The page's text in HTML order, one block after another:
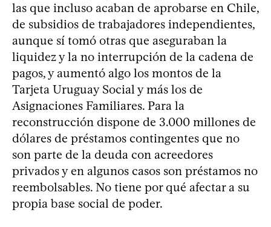
las que incluso acaban de aprobarse en Chile,
de subsidios de trabajadores independientes,
aunque sí tomó otras que aseguraban la
liquidez y la no interrupción de la cadena de
pagos, y aumentó algo los montos de la
Tarjeta Uruguay Social y más los de
Asignaciones Familiares. Para la
reconstrucción dispone de 3.000 millones de
dólares de préstamos contingentes que no
son parte de la deuda con acreedores
privados y en algunos casos son préstamos no
reembolsables. No tiene por qué afectar a su
propia base social de poder.